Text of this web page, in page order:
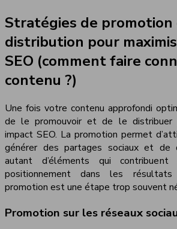
Stratégies de promotion
distribution pour
SEO (comment faire
contenu ?)
Une fois votre contenu approfondi
de le promouvoir et de le distribuer
impact SEO. La promotion permet
générer des partages sociaux et de
autant d’éléments qui
positionnement dans les
promotion est une étape trop souvent
Promotion sur les réseaux